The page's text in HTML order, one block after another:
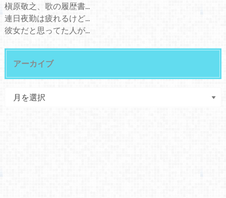
槇原敬之、歌の履歴書...
連日夜勤は疲れるけど...
彼女だと思ってた人が...
アーカイブ